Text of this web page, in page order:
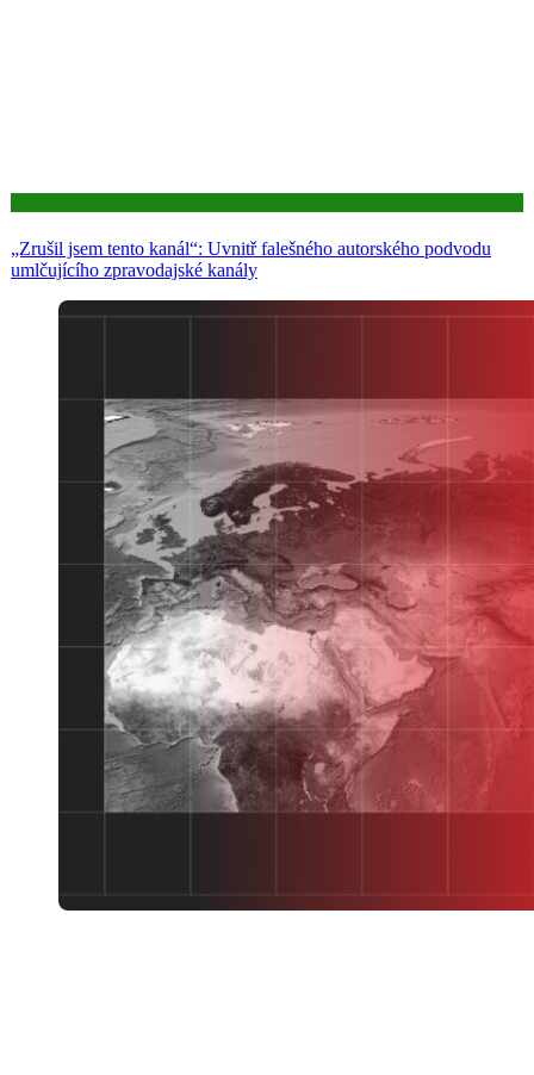
„Zrušil jsem tento kanál“: Uvnitř falešného autorského podvodu
umlčujícího zpravodajské kanály